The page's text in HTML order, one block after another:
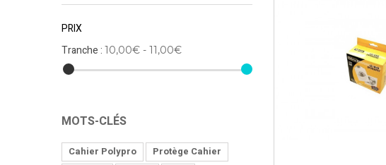
PRIX
Tranche : 10,00€ - 11,00€
MOTS-CLÉS
Cahier Polypro
Protège Cahier